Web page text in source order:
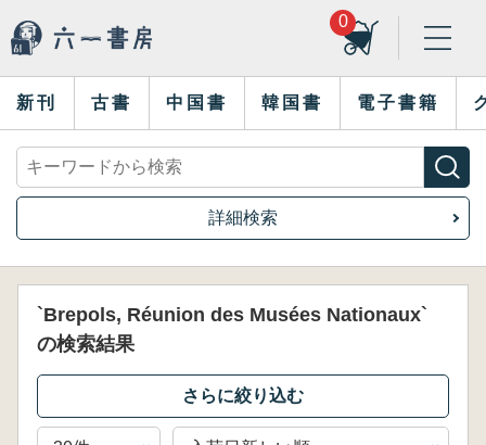
0
新刊 古書 中国書 韓国書 電子書籍
詳細検索
`Brepols, Réunion des Musées Nationaux`
の検索結果